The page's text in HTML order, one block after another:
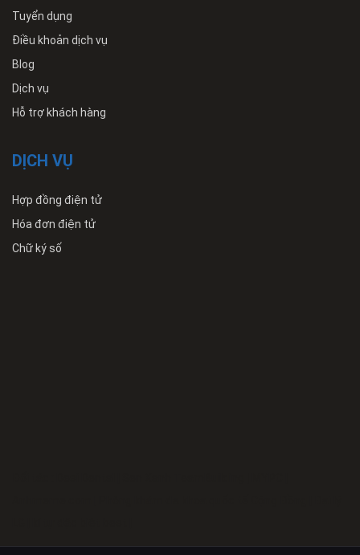
Tuyển dụng
Điều khoản dịch vụ
Blog
Dịch vụ
Hỗ trợ khách hàng
DỊCH VỤ
Hợp đồng điện tử
Hóa đơn điện tử
Chữ ký số